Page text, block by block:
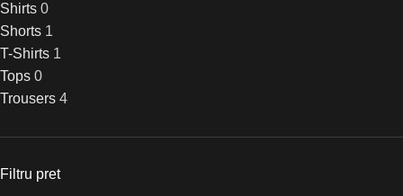
Shirts 0
Shorts 1
T-Shirts 1
Tops 0
Trousers 4
Filtru pret